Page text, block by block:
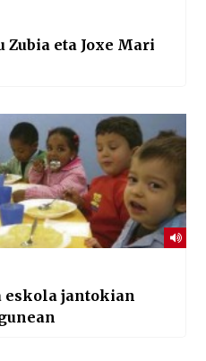
Zubia eta Joxe Mari
eskola jantokian